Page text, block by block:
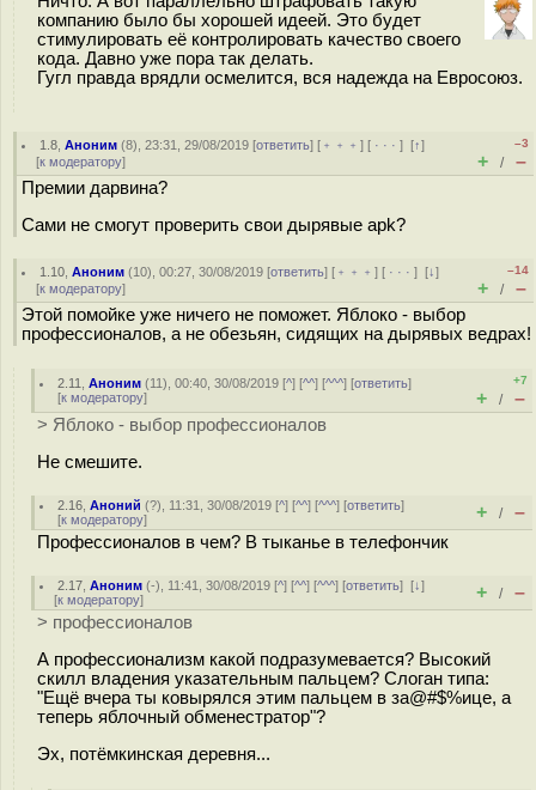
компанию было бы хорошей идеей. Это будет
стимулировать её контролировать качество своего
кода. Давно уже пора так делать.
Гугл правда врядли осмелится, вся надежда на Евросоюз.
1.8 ,Аноним (8), 23:31, 29/08/2019 [ответить] [ ﹢﹢﹢] [ · · ·][↑]
[к модератору]
–3
+ / –
Премии дарвина?
Сами не смогут проверить свои дырявые apk?
1.10 ,Аноним (10), 00:27, 30/08/2019 [ответить] [ ﹢﹢﹢] [ · · ·][↓]
[к модератору]
–14
+ / –
Этой помойке уже ничего не поможет. Яблоко - выбор
профессионалов, а не обезьян, сидящих на дырявых ведрах!
2.11 ,Аноним (11), 00:40, 30/08/2019 [^] [^^] [^^^] [ответить]
[к модератору]
+7
+ / –
> Яблоко - выбор профессионалов
Не смешите.
2.16 ,Аноний (?), 11:31, 30/08/2019 [^] [^^] [^^^] [ответить]
[к модератору] + / –
Профессионалов в чем? В тыканье в телефончик
2.17 ,Аноним (-), 11:41, 30/08/2019 [^] [^^] [^^^] [ответить][↓]
[к модератору] + / –
> профессионалов
А профессионализм какой подразумевается? Высокий
скилл владения указательным пальцем? Слоган типа:
"Ещё вчера ты ковырялся этим пальцем в за@#$%ице, а
теперь яблочный обменестратор"?
Эх, потёмкинская деревня...